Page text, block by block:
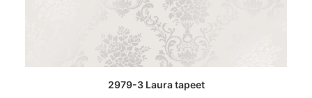
LISA KORVI
2979-3 Laura tapeet